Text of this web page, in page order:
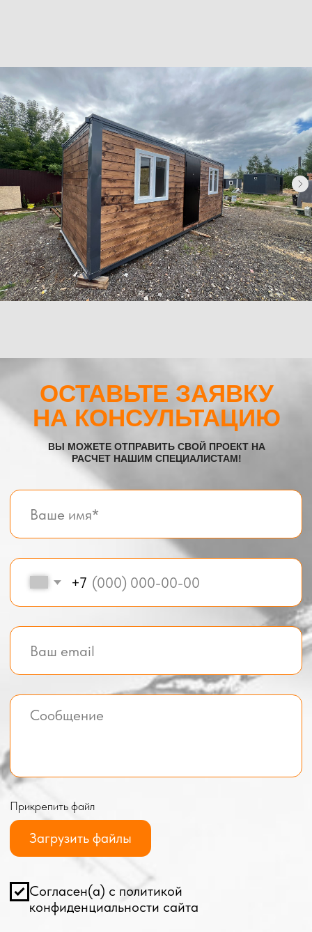
Навигация
Модульные здания
Посты охраны КПП
Телефон:
+7 (995) 506-65-05
+7 (926) 888-50-50
Email:
Контакты
Доставка
Фотогалерея
Главная
О компании
© BOX-MODUL24.RU 2025
Все услуги компании